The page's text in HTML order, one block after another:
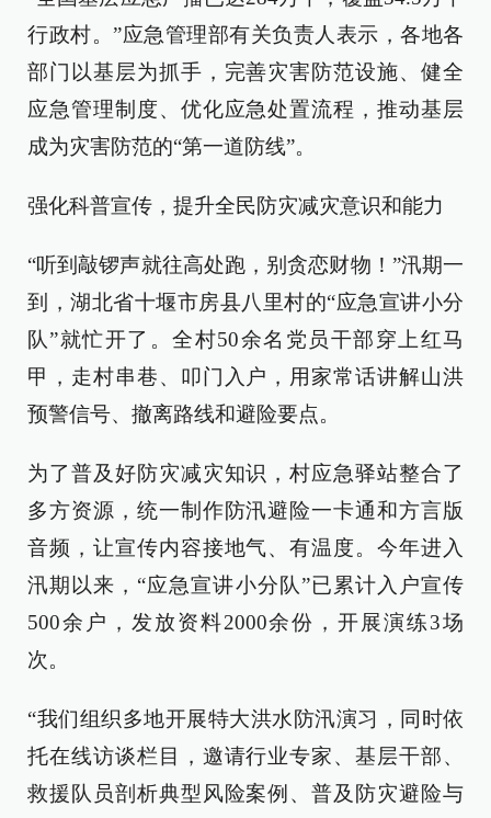
行政村。”应急管理部有关负责人表示，各地各
部门以基层为抓手，完善灾害防范设施、健全
应急管理制度、优化应急处置流程，推动基层
成为灾害防范的“第一道防线”。
强化科普宣传，提升全民防灾减灾意识和能力
“听到敲锣声就往高处跑，别贪恋财物！”汛期一
到，湖北省十堰市房县八里村的“应急宣讲小分
队”就忙开了。全村50余名党员干部穿上红马
甲，走村串巷、叩门入户，用家常话讲解山洪
预警信号、撤离路线和避险要点。
为了普及好防灾减灾知识，村应急驿站整合了
多方资源，统一制作防汛避险一卡通和方言版
音频，让宣传内容接地气、有温度。今年进入
汛期以来，“应急宣讲小分队”已累计入户宣传
500余户，发放资料2000余份，开展演练3场
次。
“我们组织多地开展特大洪水防汛演习，同时依
托在线访谈栏目，邀请行业专家、基层干部、
救援队员剖析典型风险案例、普及防灾避险与